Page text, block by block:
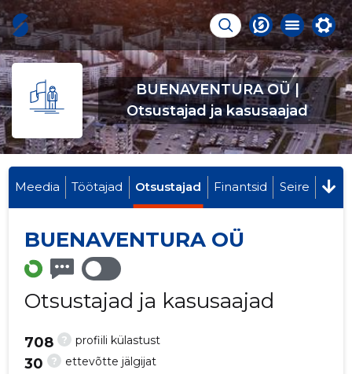
BUENAVENTURA OÜ |
Otsustajad ja kasusaajad
Meedia Töötajad Otsustajad Finantsid Seire
BUENAVENTURA OÜ
Otsustajad ja kasusaajad
? profiili külastust
708
? ettevõtte jälgijat
30